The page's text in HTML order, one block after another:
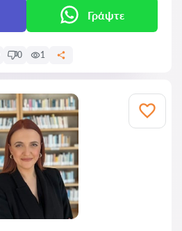
Γράψτε
0 1